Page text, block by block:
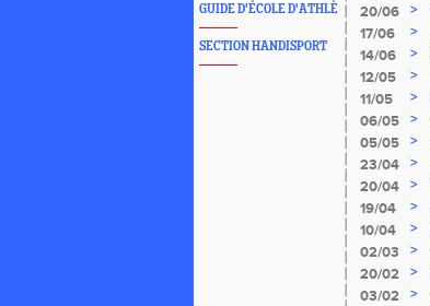
GUIDE D'ÉCOLE D'ATHLÈ
SECTION HANDISPORT
20/06
>
17/06
>
14/06
>
12/05 >
11/05
>
06/05
>
05/05
>
23/04
>
20/04
>
19/04
>
10/04
>
02/03
>
20/02
>
03/02
>